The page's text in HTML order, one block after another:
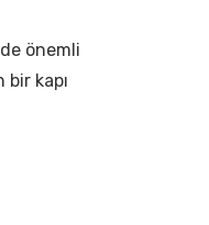
önemli
kapı